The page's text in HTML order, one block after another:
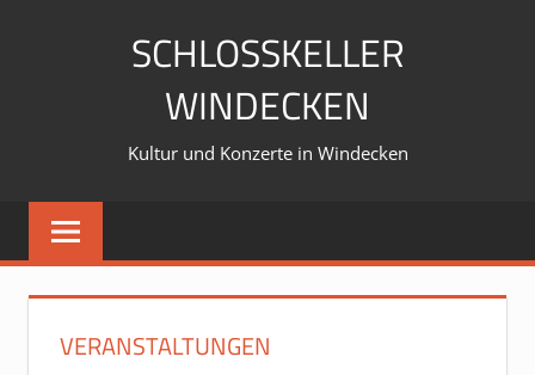
SCHLOSSKELLER
WINDECKEN
Kultur und Konzerte in Windecken
VERANSTALTUNGEN